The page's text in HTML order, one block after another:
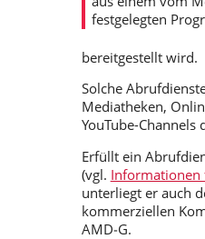
festgelegten
bereitgestellt wird.
Solche
Mediatheken,
YouTube-Channels
Erfüllt ein
(vgl. Informationen
unterliegt er auch
kommerziellen
AMD‑G.